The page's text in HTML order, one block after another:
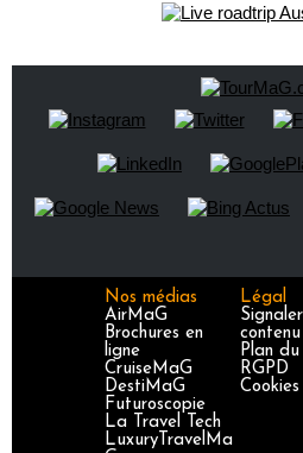
Nos médias
AirMaG
Brochures en
ligne
CruiseMaG
DestiMaG
Futuroscopie
La Travel Tech
LuxuryTravelMa
Légal
Plan
RGPD
Cookies